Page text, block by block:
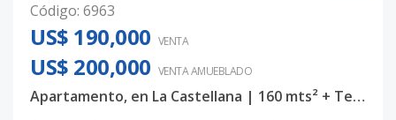
Código: 6963
US$ 190,000 VENTA
US$ 200,000 VENTA AMUEBLADO
Apartamento, en La Castellana | 160 mts² + Terraza Destachada